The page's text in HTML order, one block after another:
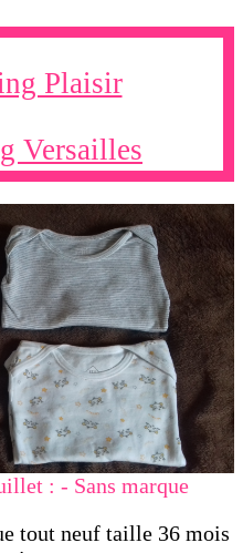
Plaisir
Versailles
: - Sans marque
tout neuf taille 36 mois